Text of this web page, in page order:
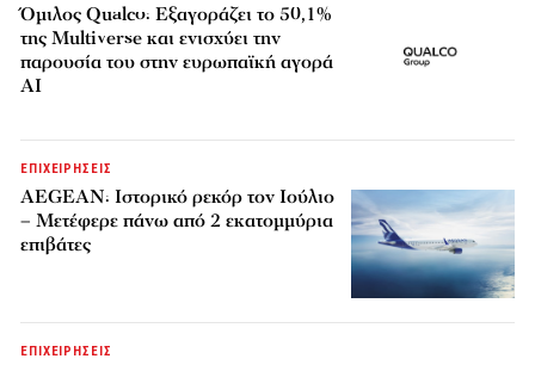
Όμιλος Qualco: Εξαγοράζει το 50,1%
της Multiverse και ενισχύει την
παρουσία του στην ευρωπαϊκή αγορά
AI
ΕΠΙΧΕΙΡΗΣΕΙΣ
AEGEAN: Ιστορικό ρεκόρ τον Ιούλιο
– Μετέφερε πάνω από 2 εκατομμύρια
επιβάτες
ΕΠΙΧΕΙΡΗΣΕΙΣ